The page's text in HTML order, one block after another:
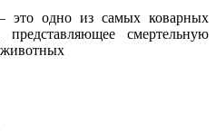
это одно из самых коварных
смертельную
животных